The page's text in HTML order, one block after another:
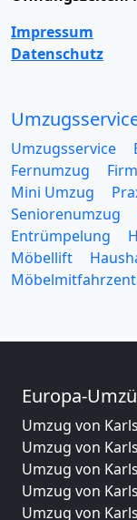
Impressum
Datenschutz
Umzugsservice
Fernumzug
Mini Umzug
Seniorenumzug
Entrümpelung
Möbellift
Europa-
Umzug von
Umzug von
Umzug von
Umzug von
Umzug von